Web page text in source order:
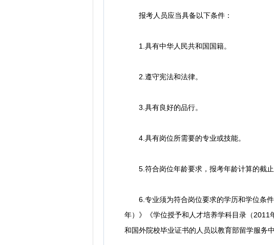
报考人员应当具备以下条件：
1.具有中华人民共和国国籍。
2.遵守宪法和法律。
3.具有良好的品行。
4.具有岗位所需要的专业或技能。
5.符合岗位年龄要求，报考年龄计算的截止
6.专业须为符合岗位要求的学历和学位条件
年）》《学位授予和人才培养学科目录（
和国外院校毕业证书的人员以教育部留学服务